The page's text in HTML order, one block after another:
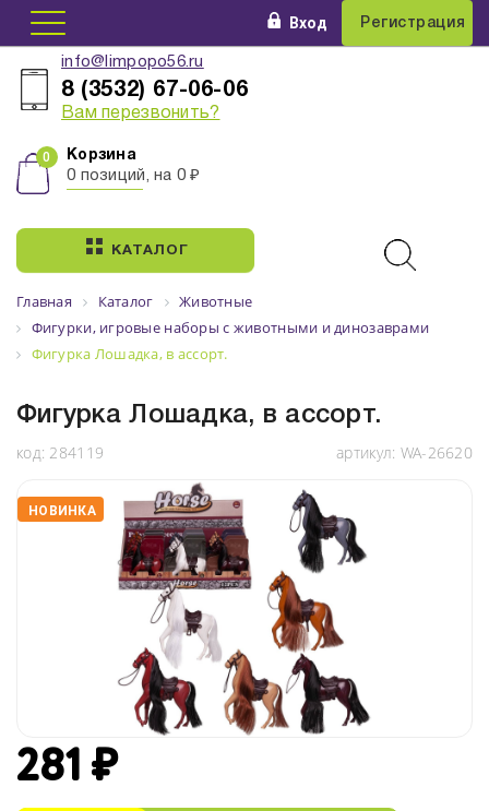
Вход Регистрация
info@limpopo56.ru
8 (3532) 67-06-06
Вам перезвонить?
Корзина
0 позиций, на 0 ₽
КАТАЛОГ
Главная Каталог
Животные
Фигурки, игровые наборы с животными и динозаврами
Фигурка Лошадка, в ассорт.
Фигурка Лошадка, в ассорт.
код: 284119 артикул: WA-26620
НОВИНКА
281 ₽